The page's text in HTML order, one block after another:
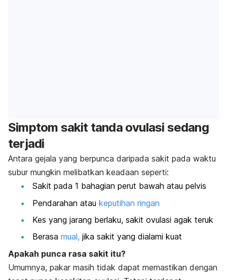
Simptom sakit tanda ovulasi sedang
terjadi
Antara gejala yang berpunca daripada sakit pada waktu
subur mungkin melibatkan keadaan seperti:
Sakit pada 1 bahagian perut bawah atau pelvis
Pendarahan atau keputihan ringan
Kes yang jarang berlaku, sakit ovulasi agak teruk
Berasa mual, jika sakit yang dialami kuat
Apakah punca rasa sakit itu?
Umumnya, pakar masih tidak dapat memastikan dengan